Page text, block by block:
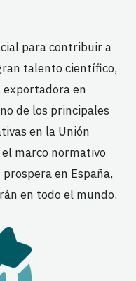
para contribuir a
talento científico,
exportadora en
de los principales
en la Unión
marco normativo
en España,
en todo el mundo.